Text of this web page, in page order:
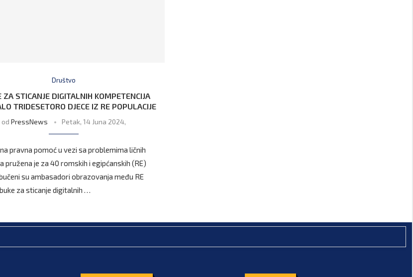
Društvo
ZA STICANJE DIGITALNIH KOMPETENCIJA
TRIDESETORO DJECE IZ RE POPULACIJE
od PressNews Petak, 14 Juna 2024,
pravna pomoć u vezi sa problemima ličnih
pružena je za 40 romskih i egipćanskih (RE)
su ambasadori obrazovanja među RE
za sticanje digitalnih …